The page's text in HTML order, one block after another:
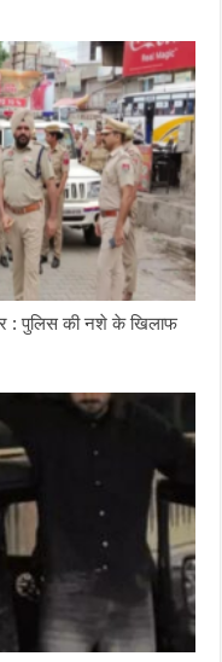
: पुलिस की नशे के खिलाफ